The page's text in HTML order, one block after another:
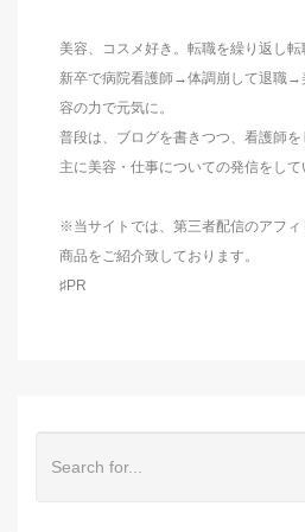
美容、コスメ好き。転職を繰り返し転
新卒で病院看護師→体調崩して退職
容の力で元気に。
普段は、ブログを書きつつ、看護師を
主に美容・仕事についての発信をして
※当サイトでは、第三者配信のアフィ
商品をご紹介致しております。
♯PR